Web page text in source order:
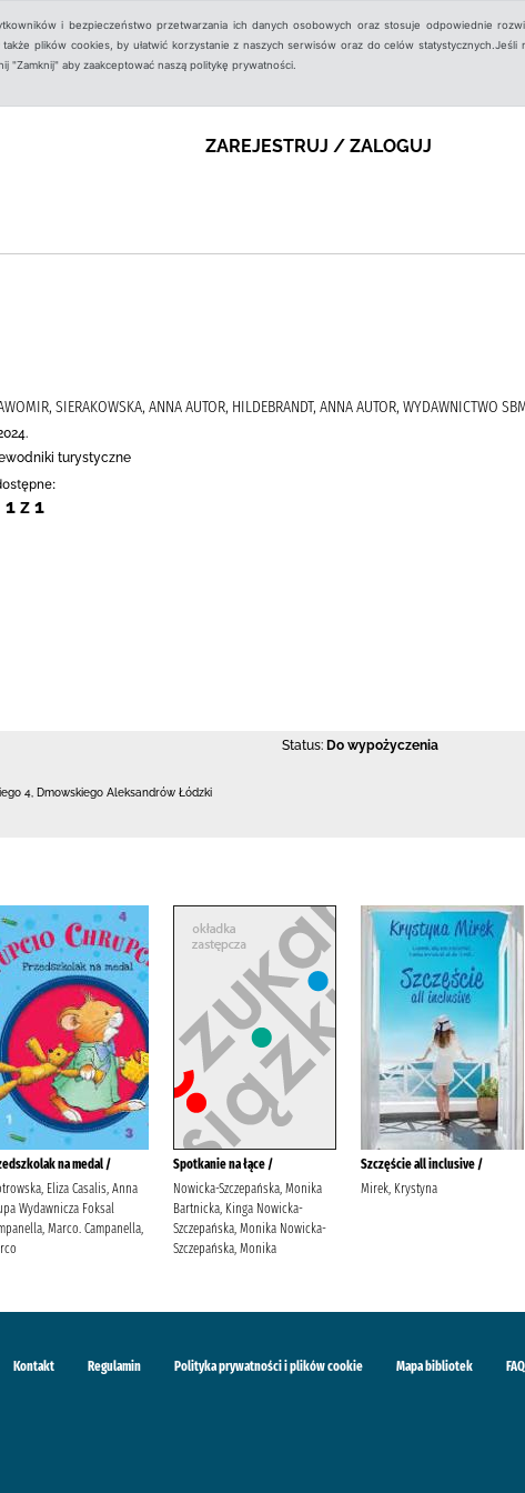
i bezpieczeństwo przetwarzania ich danych osobowych oraz stosuje odpowiednie
plików cookies, by ułatwić korzystanie z naszych serwisów oraz do celów statystycznych.Jeśli
"Zamknij" aby zaakceptować naszą politykę prywatności.
ZAREJESTRUJ / ZALOGUJ
SIERAKOWSKA, ANNA AUTOR, HILDEBRANDT, ANNA AUTOR, WYDAWNICTWO
turystyczne
1 z 1
Status: Do wypożyczenia
4 Dmowskiego Aleksandrów Łódzki
na medal /
Eliza Casalis, Anna
Wydawnicza Foksal
Marco. Campanella,
Spotkanie na łące /
Nowicka-Szczepańska, Monika
Bartnicka, Kinga Nowicka-
Szczepańska, Monika Nowicka-
Szczepańska, Monika
Szczęście all inclusive /
Mirek, Krystyna
Kontakt Regulamin Polityka prywatności i plików cookie Mapa bibliotek FAQ